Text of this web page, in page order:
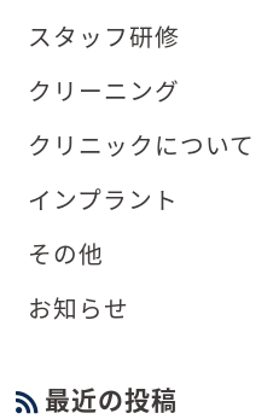
スタッフ研修
クリーニング
クリニックについて
インプラント
その他
お知らせ
最近の投稿